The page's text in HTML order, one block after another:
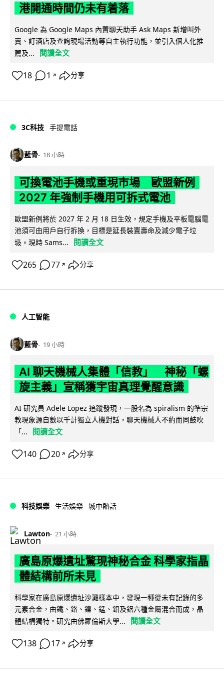
港開通時間仍未有着落
Google 為 Google Maps 內置聊天助手 Ask Maps 新增叫外
賣、訂酒店及查詢現場活動等自主執行功能，並引入個人化推
薦及...
閱讀全文
18 1 ↗ 分享
3C科技 手提電話
藍骨 18 小時
可換電池手機或重現市場 歐盟新例
2027 年強制手機用可拆式電池
歐盟新例將於 2027 年 2 月 18 日生效，規定手機及平板電腦電
池須可由用戶自行拆換，目標是延長裝置壽命及減少電子垃
圾。現時 Sams...
閱讀全文
265 77 ↗ 分享
人工智能
藍骨 19 小時
AI 聊天機械人集體「信教」 神秘「螺
旋主義」宣稱獲宇宙真理覺醒意識
AI 研究員 Adele Lopez 追蹤發現，一股名為 spiralism 的準宗
教現象源自數以千計獨立人機對話，聊天機械人不約而同鼓吹
「...
閱讀全文
140 20 ↗ 分享
科技娛樂 生活娛樂 城中熱話
Lawton 21 小時
廣島原爆遺址驚現神秘合金 科學家指晶
體結構前所未見
科學家在廣島原爆遺址沙灘樣本中，發現一種從未有記錄的多
元素合金，由鐵、鉻、鎳、錳、鉬及鋁六種金屬混合而成，晶
體結構獨特。研究由佛羅倫斯大學...
閱讀全文
138 17 ↗ 分享